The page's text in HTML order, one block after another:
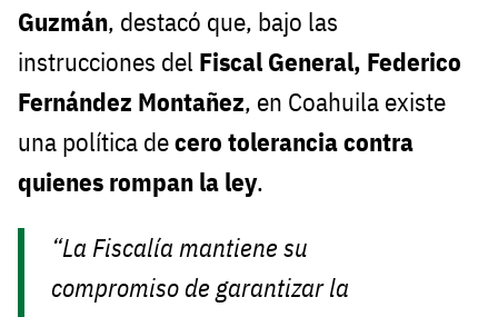
Guzmán, destacó que, bajo las
instrucciones del Fiscal General, Federico
Fernández Montañez, en Coahuila existe
una política decero tolerancia contra
quienes rompan la ley.
“La Fiscalía mantiene su
compromiso de garantizar la